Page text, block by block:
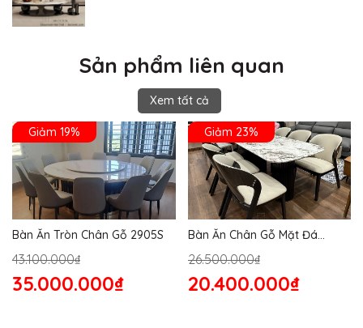
Sản phẩm liên quan
Xem tất cả
Giảm 19%
Bàn Ăn Tròn Chân Gỗ 2905S
43.100.000₫
35.000.000₫
Giảm 23%
Bàn Ăn Chân Gỗ Mặt Đá
26.500.000₫
20.400.000₫